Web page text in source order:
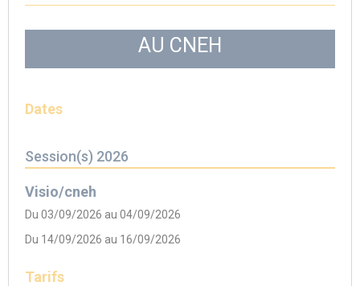
AU CNEH
Dates
Session(s) 2026
Visio/cneh
Du 03/09/2026 au 04/09/2026
Du 14/09/2026 au 16/09/2026
Tarifs